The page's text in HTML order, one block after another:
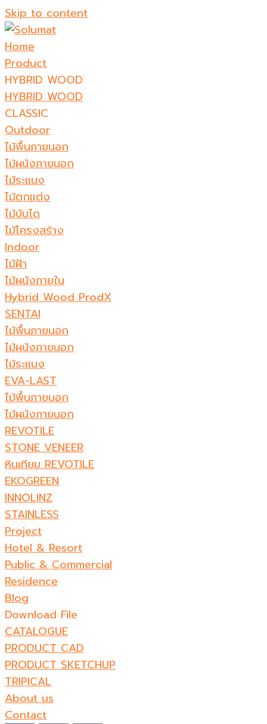
Skip to content
Home
Product
HYBRID WOOD
HYBRID WOOD
CLASSIC
Outdoor
ไม้พื้นภายนอก
ไม้ผนังภายนอก
ไม้ระแนง
ไม้ตกแต่ง
ไม้บันได
ไม้โครงสร้าง
Indoor
ไม้ฝ้า
ไม้ผนังภายใน
Hybrid Wood ProdX
SENTAI
ไม้พื้นภายนอก
ไม้ผนังภายนอก
ไม้ระแนง
EVA-LAST
ไม้พื้นภายนอก
ไม้ผนังภายนอก
REVOTILE
STONE VENEER​
หินเทียม REVOTILE​
EKOGREEN
INNOLINZ
STAINLESS
Project
Hotel & Resort
Public & Commercial
Residence
Blog
Download File
CATALOGUE
PRODUCT CAD
PRODUCT SKETCHUP
TRIPICAL
About us
Contact